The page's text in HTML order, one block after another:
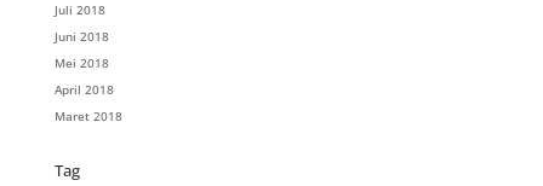
Juli 2018
Juni 2018
Mei 2018
April 2018
Maret 2018
Tag